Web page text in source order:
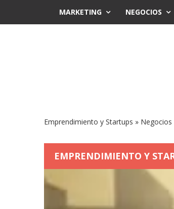
MARKETING NEGOCIOS
Emprendimiento y Startups » Negocios
EMPRENDIMIENTO Y